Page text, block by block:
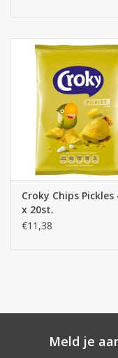
Croky Chips Pickles
x 20st.
€11,38
Meld je